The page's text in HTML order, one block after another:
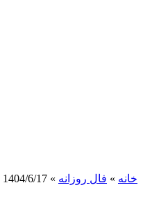
خانه » فال روزانه »
1404/6/17